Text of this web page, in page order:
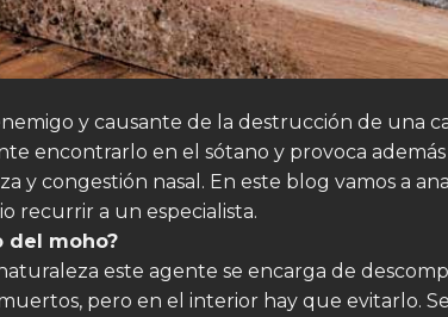
y causante de la destrucción de una
encontrarlo en el sótano y provoca
y congestión nasal. En este blog vamos a
recurrir a un especialista.
del moho?
este agente se encarga de
pero en el interior hay que evitarlo.